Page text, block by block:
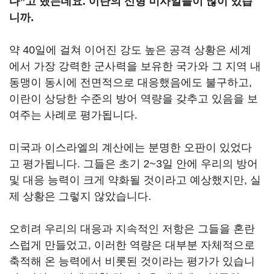
니까.
약 40일에 걸쳐 이어진 강도 높은 공격 상황은 세계
에서 가장 강력한 군사력을 보유한 국가와 그 지역 내
동맹이 동시에 전면적으로 대응했음에도 불구하고,
이란이 상당한 수준의 방어 역량을 갖추고 있음을 보
여주는 사례로 평가됩니다.
미국과 이스라엘의 계산에는 분명한 오판이 있었다
고 평가됩니다. 그들은 초기 2~3일 안에 우리의 방어
및 대응 능력이 크게 약화될 것이라고 예상했지만, 실
제 상황은 그렇지 않았습니다.
오히려 우리의 대응과 지속적인 저항은 그들을 혼란
스럽게 만들었고, 이러한 역량은 대부분 자체적으로
축적해 온 능력에서 비롯된 것이라는 평가가 있습니